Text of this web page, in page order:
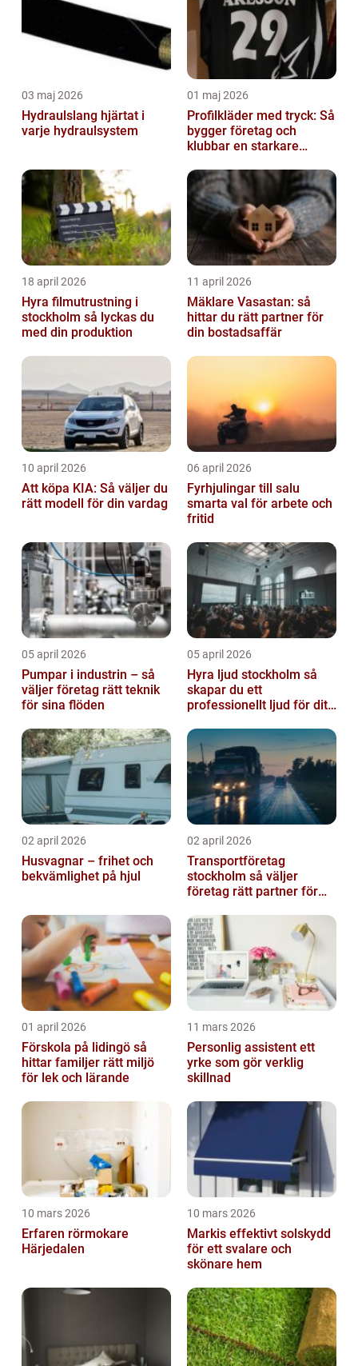
03 maj 2026
Hydraulslang hjärtat i
varje hydraulsystem
01 maj 2026
Profilkläder med tryck: Så
bygger företag och
klubbar en starkare
18 april 2026
Hyra filmutrustning i
stockholm så lyckas du
med din produktion
11 april 2026
Mäklare Vasastan: så
hittar du rätt partner för
din bostadsaffär
10 april 2026
Att köpa KIA: Så väljer du
rätt modell för din vardag
06 april 2026
Fyrhjulingar till salu
smarta val för arbete och
fritid
05 april 2026
Pumpar i industrin – så
väljer företag rätt teknik
för sina flöden
05 april 2026
Hyra ljud stockholm så
skapar du ett
professionellt ljud för ditt
02 april 2026
Husvagnar – frihet och
bekvämlighet på hjul
02 april 2026
Transportföretag
stockholm så väljer
företag rätt partner för
01 april 2026
Förskola på lidingö så
hittar familjer rätt miljö
för lek och lärande
11 mars 2026
Personlig assistent ett
yrke som gör verklig
skillnad
10 mars 2026
Erfaren rörmokare
Härjedalen
10 mars 2026
Markis effektivt solskydd
för ett svalare och
skönare hem